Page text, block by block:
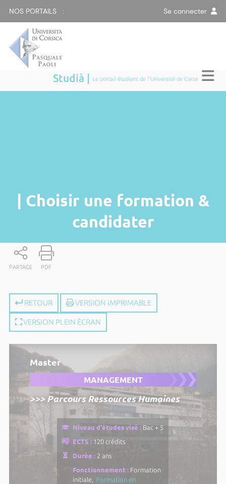
NOS PORTAILS : Se connecter
Studià | Le portail étudiant de l'Université de Corse
| Choisir une formation &
candidater
PARTAGE PDF
RETOUR VERSION IMPRIMABLE
VERSION PLEIN ÉCRAN
Master
MANAGEMENT
>>> Parcours Ressources Humaines
Niveau d'études visé : Bac + 5
ECTS : 120 crédits
Durée : 2 ans
Fonctionnement : Formation
initiale, Formation en